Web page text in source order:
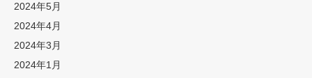
2024年5月
2024年4月
2024年3月
2024年1月